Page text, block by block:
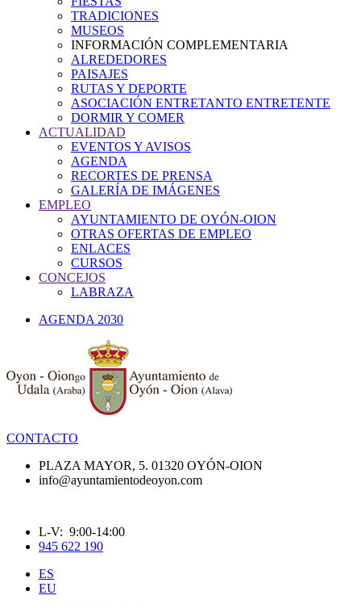
TRADICIONES
MUSEOS
INFORMACIÓN COMPLEMENTARIA
ALREDEDORES
PAISAJES
RUTAS Y DEPORTE
ASOCIACIÓN ENTRETANTO ENTRETENTE
DORMIR Y COMER
ACTUALIDAD
EVENTOS Y AVISOS
AGENDA
RECORTES DE PRENSA
GALERÍA DE IMÁGENES
EMPLEO
AYUNTAMIENTO DE OYÓN-OION
OTRAS OFERTAS DE EMPLEO
ENLACES
CURSOS
CONCEJOS
LABRAZA
AGENDA 2030
CONTACTO
PLAZA MAYOR, 5. 01320 OYÓN-OION
info@ayuntamientodeoyon.com
L-V: 9:00-14:00
945 622 190
ES
EU